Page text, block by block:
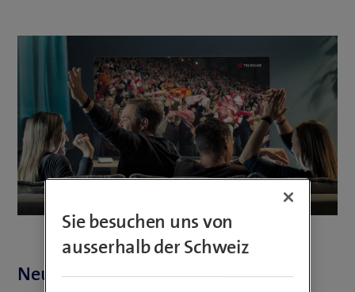
Neu mit Teleclub Serie
Sie besuchen uns von
ausserhalb der Schweiz